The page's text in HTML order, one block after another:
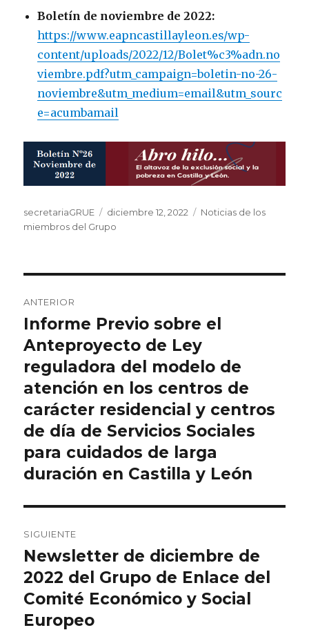
Boletín de noviembre de 2022:
https://www.eapncastillayleon.es/wp-
content/uploads/2022/12/Bolet%c3%adn.no
viembre.pdf?utm_campaign=boletin-no-26-
noviembre&utm_medium=email&utm_sourc
e=acumbamail
Autor
secretariaGRUE
Publicado
el
diciembre 12, 2022 Categorías
Noticias de los
miembros del Grupo
de
entradas
ANTERIOR
Entrada
anterior:
Informe Previo sobre el
Anteproyecto de Ley
reguladora del modelo de
atención en los centros de
carácter residencial y centros
de día de Servicios Sociales
para cuidados de larga
duración en Castilla y León
SIGUIENTE
Entrada
siguiente:
Newsletter de diciembre de
2022 del Grupo de Enlace del
Comité Económico y Social
Europeo